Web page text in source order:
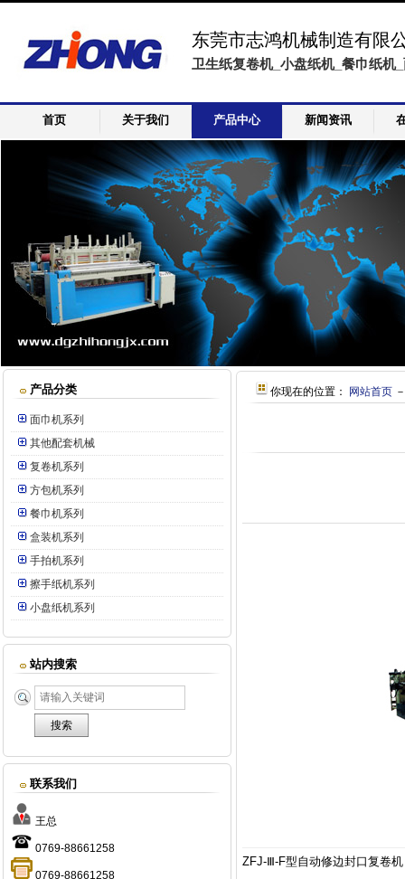
东莞市志鸿机械制造有限
卫生纸复卷机_小盘纸机_餐巾纸机
首页 关于我们 产品中心 新闻资讯
产品分类
面巾机系列
其他配套机械
复卷机系列
方包机系列
餐巾机系列
盒装机系列
手拍机系列
擦手纸机系列
小盘纸机系列
站内搜索
联系我们
王总
0769-88661258
0769-88661258
你现在的位置： 网站首页
ZFJ-Ⅲ-F型自动修边封口复卷机